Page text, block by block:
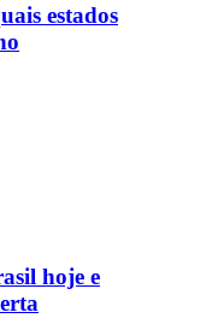
estados
hoje e